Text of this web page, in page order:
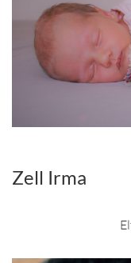
Zell Irma